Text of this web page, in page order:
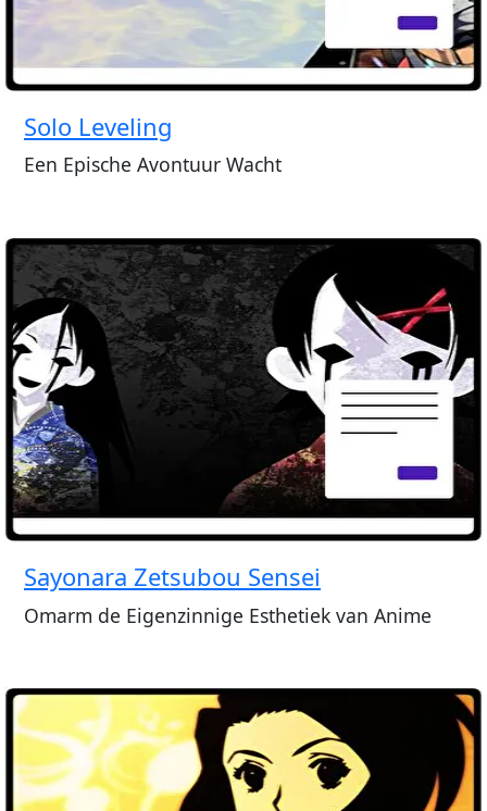
Solo Leveling
Een Epische Avontuur Wacht
Sayonara Zetsubou Sensei
Omarm de Eigenzinnige Esthetiek van Anime